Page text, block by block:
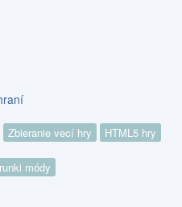
Zbieranie vecí hry HTML5 hry
módy